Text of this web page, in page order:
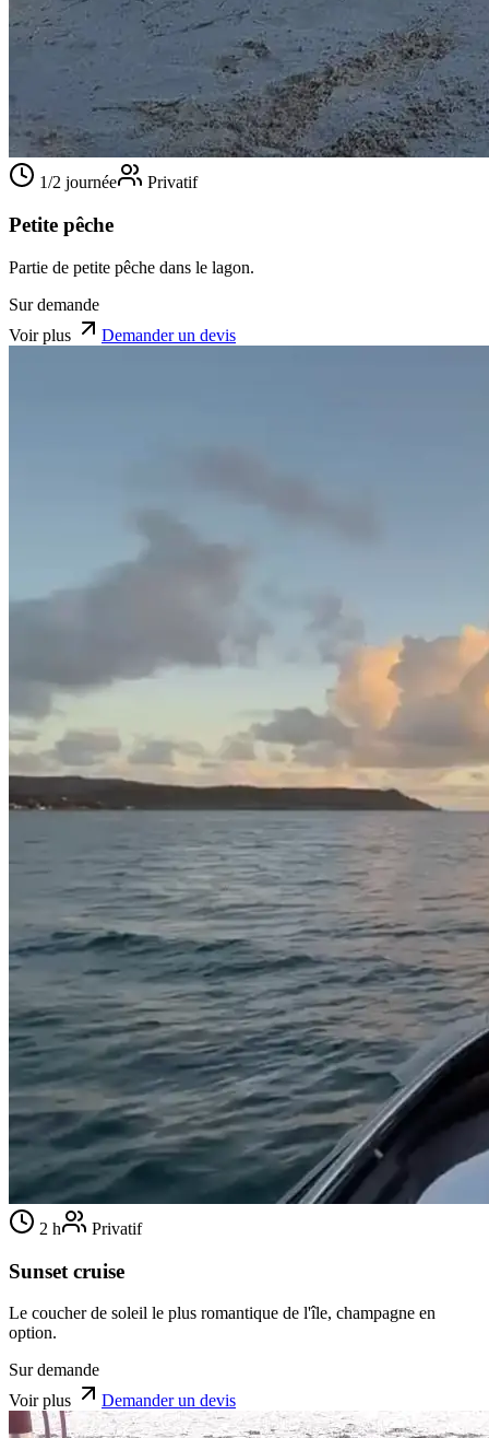
1/2 journée Privatif
Petite pêche
Partie de petite pêche dans le lagon.
Sur demande
Voir plus
Demander un devis
2 h Privatif
Sunset cruise
Le coucher de soleil le plus romantique de l'île, champagne en
option.
Sur demande
Voir plus
Demander un devis